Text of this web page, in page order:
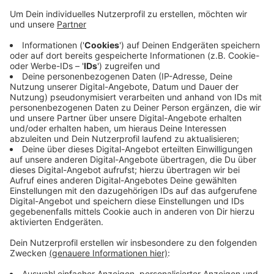
geäußert. Vor einer Woche war die CDU auf
haben die Menschen in Wuppertal einen schlechten
Eindruck von Stadtrat und Verwaltungsspitze
bekommen - und das wolle sie ändern. Im Bild: CDU-
Parteichef Gregor Ahlmann, Fraktionschef
Michael Wessel, Vize Barbara Becker,
Fraktionschef Hans-Jörg Herhausn, Parteivize
Anja Vesper.
Veröffentlicht:Dienstag, 22.08.2023 06:09
Anzeige